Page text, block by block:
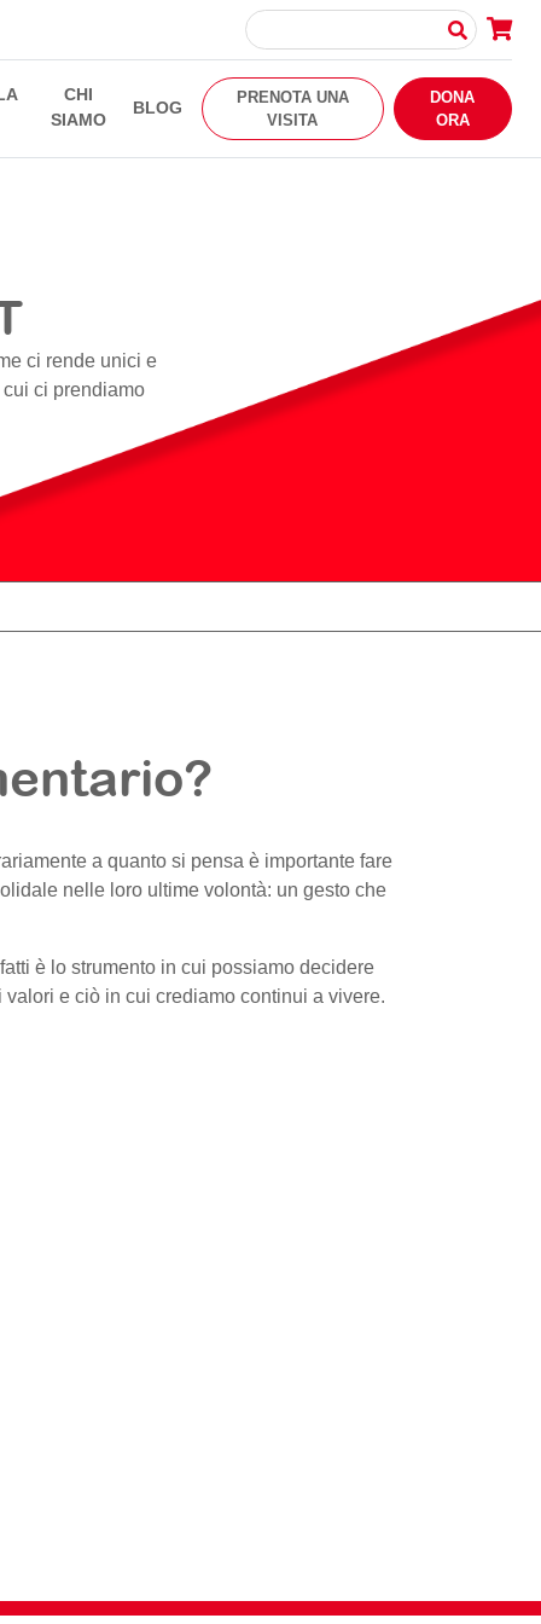
CHI
SIAMO
BLOG
PRENOTA UNA
VISITA
DONA
ORA
ci rende unici e
ci prendiamo
a quanto si pensa è importante fare
nelle loro ultime volontà: un gesto che
è lo strumento in cui possiamo decidere
e ciò in cui crediamo continui a vivere.